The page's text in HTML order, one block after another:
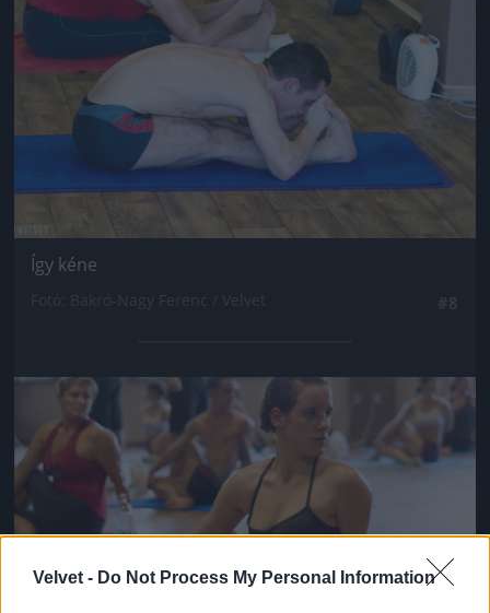
Velvet - Do Not Process My Personal Information
Így kéne
Jön még kép!